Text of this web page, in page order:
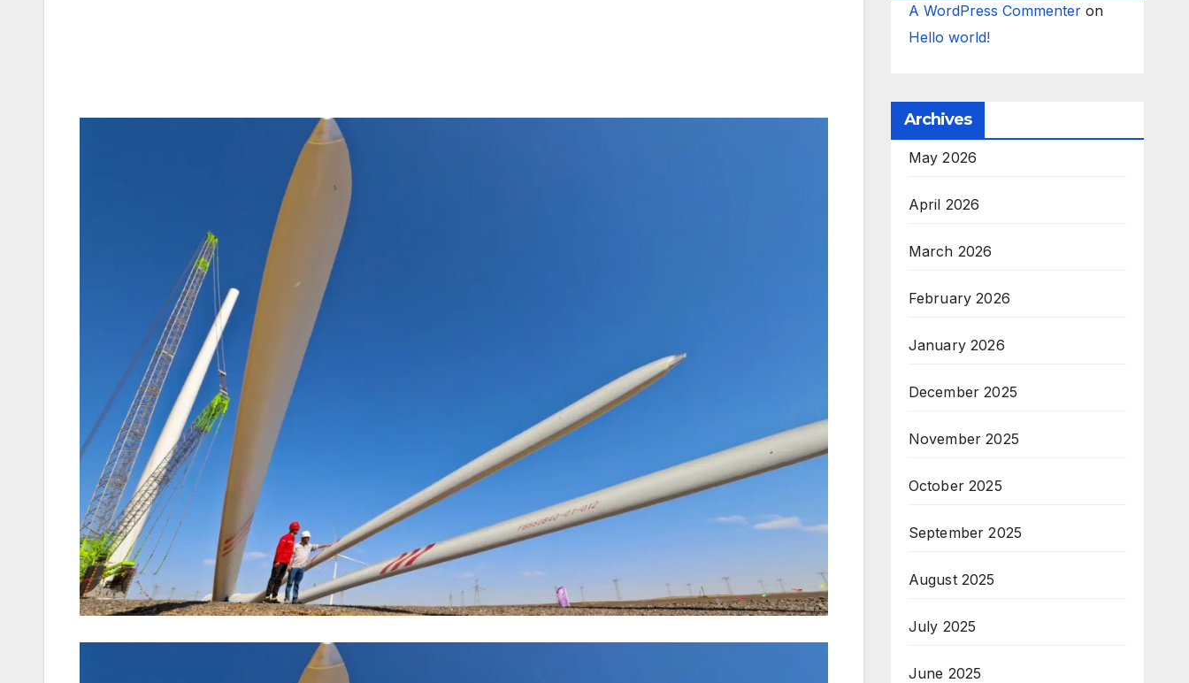
A WordPress Commenteron
Hello world!
Archives
May 2026
April 2026
March 2026
February 2026
January 2026
December 2025
November 2025
October 2025
September 2025
August 2025
July 2025
June 2025